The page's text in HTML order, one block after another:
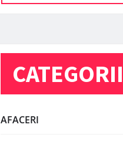
CATEGORII
AFACERI